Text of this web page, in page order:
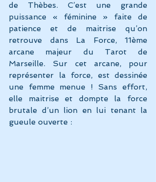
de Thèbes. C’est une grande
puissance « féminine » faite de
patience et de maitrise qu’on
retrouve dans La Force, 11ème
arcane majeur du Tarot de
Marseille. Sur cet arcane, pour
représenter la force, est dessinée
une femme menue ! Sans effort,
elle maitrise et dompte la force
brutale d’un lion en lui tenant la
gueule ouverte :